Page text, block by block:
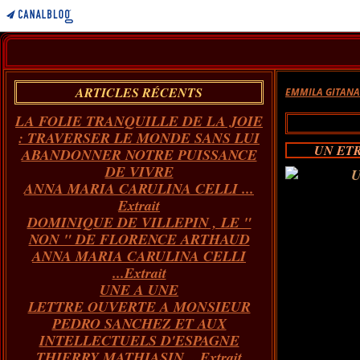
ARTICLES RÉCENTS
LA FOLIE TRANQUILLE DE LA JOIE
: TRAVERSER LE MONDE SANS LUI
ABANDONNER NOTRE PUISSANCE
DE VIVRE
ANNA MARIA CARULINA CELLI ...
Extrait
DOMINIQUE DE VILLEPIN , LE "
NON " DE FLORENCE ARTHAUD
ANNA MARIA CARULINA CELLI
...Extrait
UNE A UNE
LETTRE OUVERTE A MONSIEUR
PEDRO SANCHEZ ET AUX
INTELLECTUELS D'ESPAGNE
EMMILA GITANA
UN